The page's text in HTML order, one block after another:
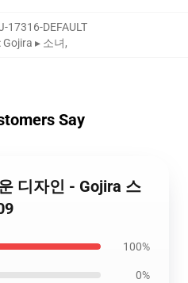
17316-DEFAULT
: Gojira ▸ 소녀,
Say
디자인 - Gojira 스
100%
0%